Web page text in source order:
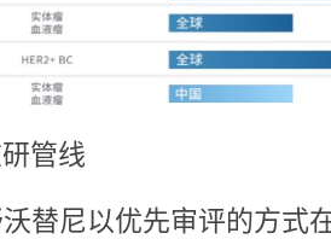
管线
替尼以优先审评的方式